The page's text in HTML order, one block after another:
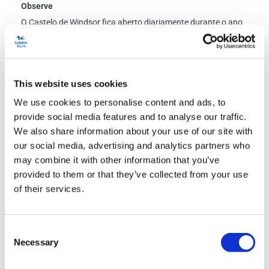
This website uses cookies
We use cookies to personalise content and ads, to
provide social media features and to analyse our traffic.
We also share information about your use of our site with
our social media, advertising and analytics partners who
may combine it with other information that you’ve
provided to them or that they’ve collected from your use
of their services.
Selection
Necessary
Observe
O Castelo de Windsor fica aberto diariamente durante o ano
todo, com algumas exceções quando o castelo é usado para
Estado e entretenimento oficial, e fechamentos podem
ocorrer ocasionalmente em curto prazo.
Fechamentos do Castelo de Windsor:Como o Castelo de
Windsor é um palácio real em funcionamento, às vezes o
castelo inteiro ou os apartamentos de estado dentro do
castelo precisam ser fechados em cima da hora.
Capela de São Jorge